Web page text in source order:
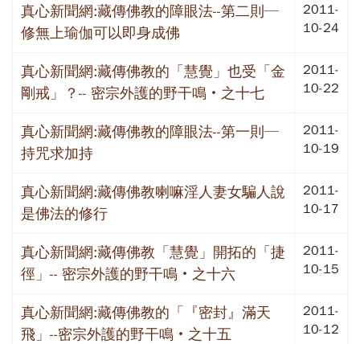
真心新聞網:藏傳佛教的障眼法--第二則─
修無上瑜伽可以即身成佛
2011-
10-24
真心新聞網:藏傳佛教的「慧覺」也受「金
剛戒」？-- 密宗外護的野干鳴‧之十七
2011-
10-22
真心新聞網:藏傳佛教的障眼法--第一則─
持咒求加持
2011-
10-19
真心新聞網:藏傳佛教喇嘛淫人妻女騙人說
是佛法的修行
2011-
10-17
真心新聞網:藏傳佛教「慧覺」開拓的「捷
徑」-- 密宗外護的野干鳴‧之十六
2011-
10-15
真心新聞網:藏傳佛教的「『密封』滿天
飛」--密宗外護的野干鳴‧之十五
2011-
10-12